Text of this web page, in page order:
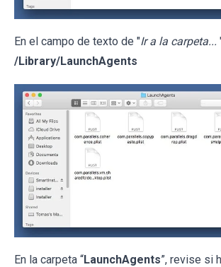
En el campo de texto de "Ir a la carpeta...
/Library/LaunchAgents
En la carpeta “LaunchAgents”, revise si